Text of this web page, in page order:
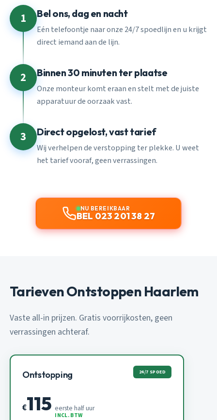
1 Bel ons, dag en nacht
Eén telefoontje naar onze 24/7 spoedlijn en u krijgt
direct iemand aan de lijn.
2 Binnen 30 minuten ter plaatse
Onze monteur komt eraan en stelt met de juiste
apparatuur de oorzaak vast.
3 Direct opgelost, vast tarief
Wij verhelpen de verstopping ter plekke. U weet
het tarief vooraf, geen verrassingen.
NU BEREIKBAAR
BEL 023 201 38 27
Tarieven Ontstoppen Haarlem
Vaste all-in prijzen. Gratis voorrijkosten, geen
verrassingen achteraf.
Ontstopping 24/7 SPOED
€115 eerste half uur
INCL. BTW